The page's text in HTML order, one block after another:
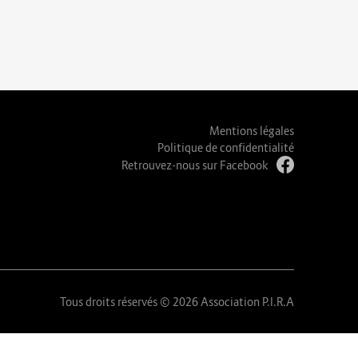
Mentions légales
Politique de confidentialité
Retrouvez-nous sur Facebook
Tous droits réservés © 2026 Association P.I.R.A